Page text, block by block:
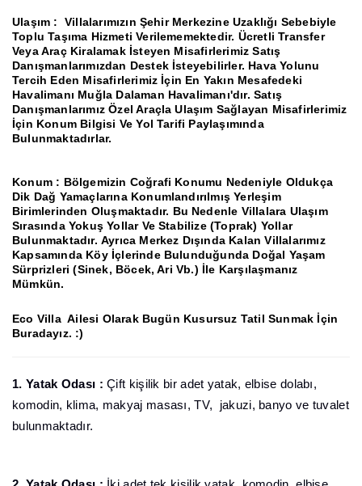
Ulaşım : Villalarımızın Şehir Merkezine Uzaklığı Sebebiyle
Toplu Taşıma Hizmeti Verilememektedir. Ücretli Transfer
Veya Araç Kiralamak İsteyen Misafirlerimiz Satış
Danışmanlarımızdan Destek İsteyebilirler. Hava Yolunu
Tercih Eden Misafirlerimiz İçin En Yakın Mesafedeki
Havalimanı Muğla Dalaman Havalimanı'dır.Satış
Danışmanlarımız Özel Araçla Ulaşım Sağlayan Misafirlerimiz
İçin Konum Bilgisi Ve Yol Tarifi Paylaşımında
Bulunmaktadırlar.
Konum: Bölgemizin Coğrafi Konumu Nedeniyle Oldukça
Dik Dağ Yamaçlarına Konumlandırılmış Yerleşim
Birimlerinden Oluşmaktadır. Bu Nedenle Villalara Ulaşım
Sırasında Yokuş Yollar Ve Stabilize (Toprak) Yollar
Bulunmaktadır. Ayrıca Merkez Dışında Kalan Villalarımız
Kapsamında Köy İçlerinde Bulunduğunda Doğal Yaşam
Sürprizleri (Sinek, Böcek, Ari Vb.) İle Karşılaşmanız
Mümkün.
Eco Villa Ailesi Olarak Bugün Kusursuz Tatil Sunmak İçin
Buradayız. :)
1. Yatak Odası :Çift kişilik bir adet yatak, elbise dolabı,
komodin, klima, makyaj masası, TV, jakuzi, banyo ve tuvalet
bulunmaktadır.